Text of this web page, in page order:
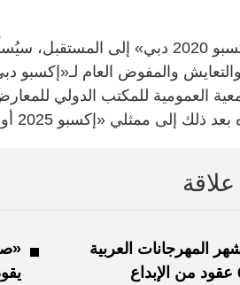
فيما يتطلع «إكسبو 2020 دبي» إلى
والمفوض العام لـ«إكسبو
العمومية للمكتب الدولي
إلى ممثلي «إكسبو 2025 أوساكا كانساي».
المهرجانات العربية